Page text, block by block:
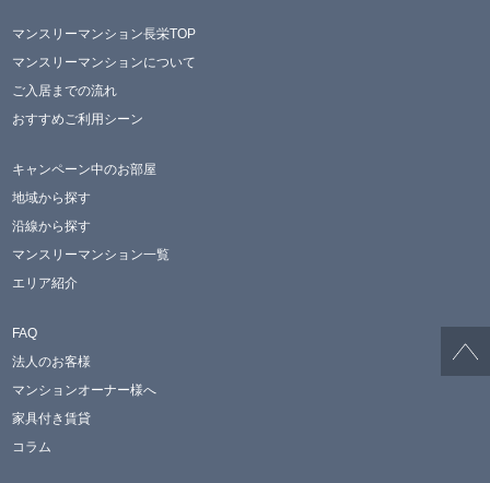
マンスリーマンション長栄TOP
マンスリーマンションについて
ご入居までの流れ
おすすめご利用シーン
キャンペーン中のお部屋
地域から探す
沿線から探す
マンスリーマンション一覧
エリア紹介
FAQ
法人のお客様
マンションオーナー様へ
家具付き賃貸
コラム